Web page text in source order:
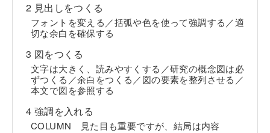
2 見出しをつくる
フォントを変える／括弧や色を使って強調する／適
切な余白を確保する
3 図をつくる
文字は大きく、読みやすくする／研究の概念図は必
ずつくる／余白をつくる／図の要素を整列させる／
本文で図を参照する
4 強調を入れる
COLUMN 見た目も重要ですが、結局は内容